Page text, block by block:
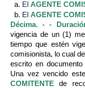
El AGENTE
El AGENTE
Décima. - -
vigencia de un (1)
tiempo que estén
comisionista, lo cual
escrito en
Una vez vencido
COMITENTE de